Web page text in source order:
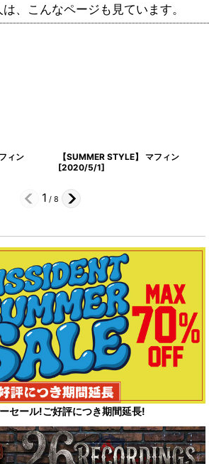
、こんなページも見ています。
ィン
【SUMMER STYLE】 マフィン
[2020/5/1]
1 / 8
セール!ご好評につき期間延長!